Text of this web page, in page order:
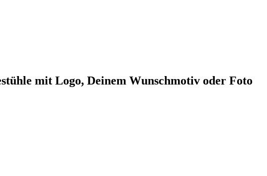
mit Logo, Deinem Wunschmotiv oder Foto